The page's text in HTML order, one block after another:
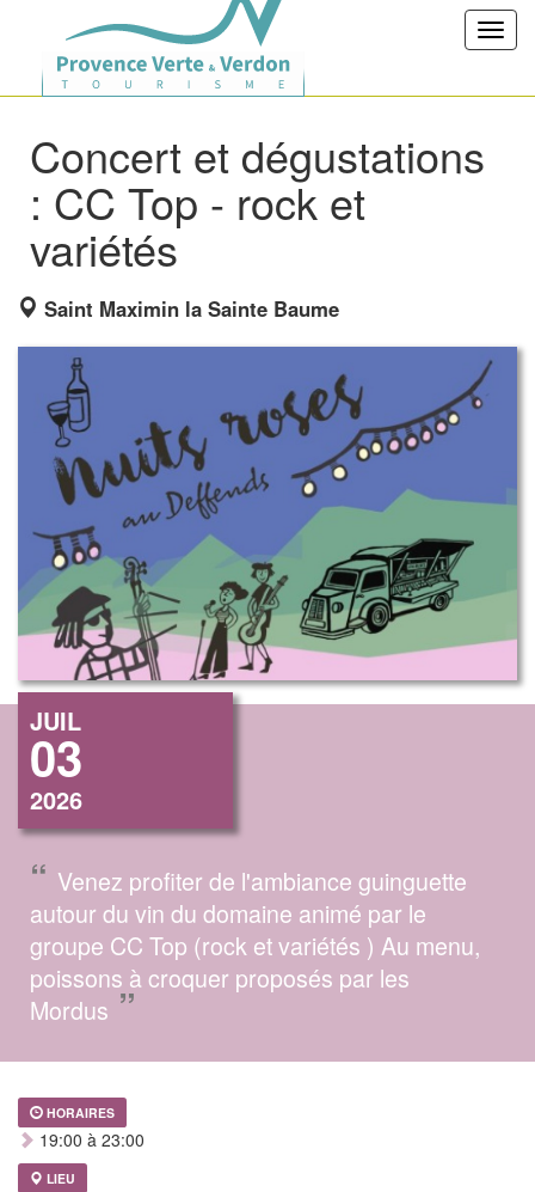
Concert et dégustations
: CC Top - rock et
variétés
Saint Maximin la Sainte Baume
JUIL
03
2026
“ Venez profiter de l'ambiance guinguette
autour du vin du domaine animé par le
groupe CC Top (rock et variétés ) Au menu,
poissons à croquer proposés par les
Mordus ”
HORAIRES
19:00 à 23:00
LIEU